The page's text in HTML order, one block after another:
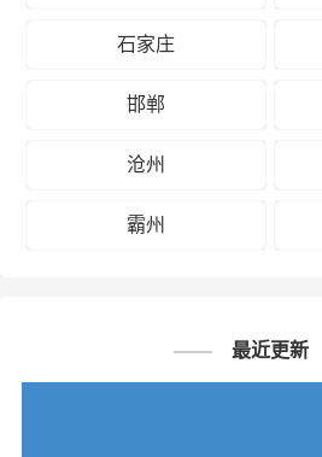
石家庄
邯郸
沧州
霸州
最近更新